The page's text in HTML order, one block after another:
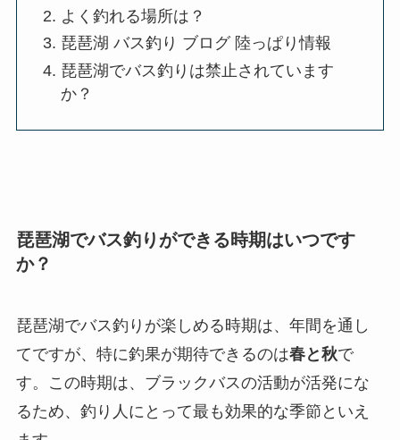
よく釣れる場所は？
琵琶湖 バス釣り ブログ 陸っぱり情報
琵琶湖でバス釣りは禁止されています
か？
琵琶湖でバス釣りができる時期はいつです
か？
琵琶湖でバス釣りが楽しめる時期は、年間を通し
てですが、特に釣果が期待できるのは春と秋で
す。この時期は、ブラックバスの活動が活発にな
るため、釣り人にとって最も効果的な季節といえ